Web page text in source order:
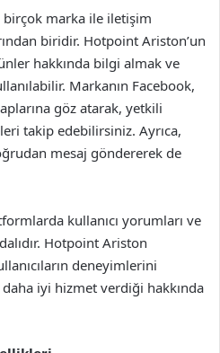
birçok marka ile iletişim
biridir. Hotpoint Ariston’un
hakkında bilgi almak ve
Markanın Facebook,
göz atarak, yetkili
takip edebilirsiniz. Ayrıca,
mesaj göndererek de
kullanıcı yorumları ve
Hotpoint Ariston
deneyimlerini
iyi hizmet verdiği hakkında